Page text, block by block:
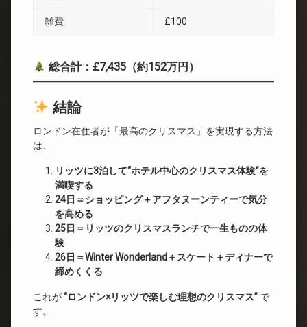
雑費 £100
総合計：£7,435（約152万円）
結論
ロンドン在住者が「最高のクリスマス」を実現する方法
は、
リッツに3泊して“ホテル中心のクリスマス体験”を
満喫する
24日＝ショッピング＋アフタヌーンティーで気分
を高める
25日＝リッツのクリスマスランチで一生ものの体
験
26日＝Winter Wonderland＋スケート＋ディナーで
締めくくる
これが“ロンドン×リッツで楽しむ理想のクリスマス” で
す。